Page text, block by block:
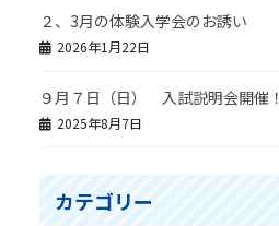
２、3月の体験入学会のお誘い
2026年1月22日
９月７日（日） 入試説明会開催！
2025年8月7日
カテゴリー